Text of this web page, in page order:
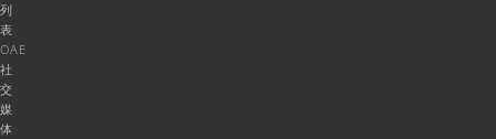
列
表
OAE
社
交
媒
体